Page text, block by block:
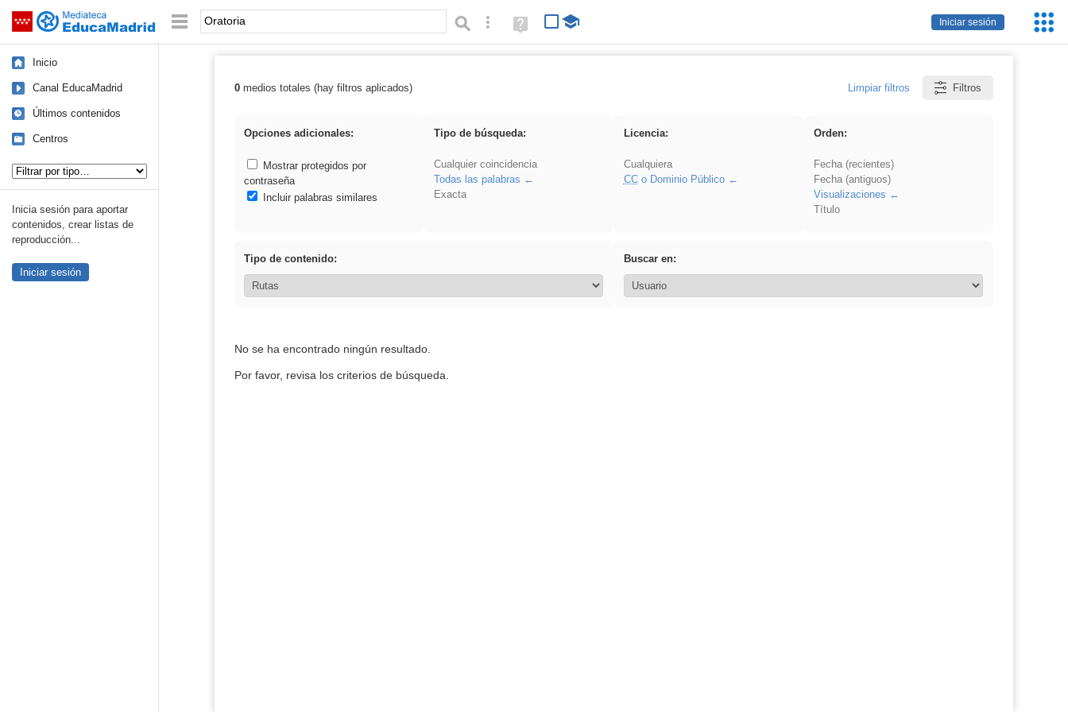
Saltar navegación
Iniciar sesión
Palabra o frase: Búsqueda avanzada
Ayuda
(en
Inicio
Canal EducaMadrid
Últimos contenidos
Centros
Inicia sesión para aportar
contenidos, crear listas de
reproducción...
Iniciar sesión
Resultados de: Oratoria
0medios totales (hay filtros aplicados) Limpiar filtros Filtros
Opciones adicionales:
Mostrar protegidos por
contraseña
Incluir palabras similares
Tipo de búsqueda:
Cualquier coincidencia
Todas las palabras
Exacta
Licencia:
Cualquiera
CCo Dominio Público
Orden:
Fecha (recientes)
Fecha (antiguos)
Visualizaciones
Título
Tipo de contenido: Buscar en:
No se ha encontrado ningún resultado.
Por favor, revisa los criterios de búsqueda.